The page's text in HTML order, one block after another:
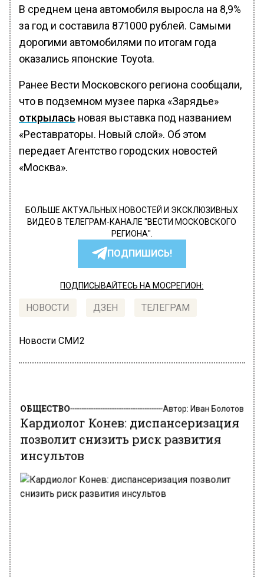
В среднем цена автомобиля выросла на 8,9%
за год и составила 871000 рублей. Самыми
дорогими автомобилями по итогам года
оказались японские Toyota.
Ранее Вести Московского региона сообщали,
что в подземном музее парка «Зарядье»
открылась новая выставка под названием
«Реставраторы. Новый слой». Об этом
передает Агентство городских новостей
«Москва».
БОЛЬШЕ АКТУАЛЬНЫХ НОВОСТЕЙ И ЭКСКЛЮЗИВНЫХ
ВИДЕО В ТЕЛЕГРАМ-КАНАЛЕ "ВЕСТИ МОСКОВСКОГО
РЕГИОНА".
ПОДПИШИСЬ!
ПОДПИСЫВАЙТЕСЬ НА МОСРЕГИОН:
НОВОСТИ ДЗЕН ТЕЛЕГРАМ
Новости СМИ2
ОБЩЕСТВО
Кардиолог Конев: диспансеризация
позволит снизить риск развития
инсультов